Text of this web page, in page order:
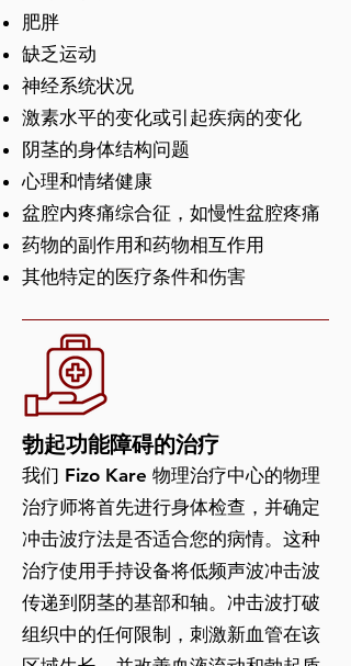
肥胖
缺乏运动
神经系统状况
激素水平的变化或引起疾病的变化
阴茎的身体结构问题
心理和情绪健康
盆腔内疼痛综合征，如慢性盆腔疼痛
药物的副作用和药物相互作用
其他特定的医疗条件和伤害
勃起功能障碍的治疗
我们 Fizo Kare 物理治疗中心的物理
治疗师将首先进行身体检查，并确定
冲击波疗法是否适合您的病情。这种
治疗使用手持设备将低频声波冲击波
传递到阴茎的基部和轴。冲击波打破
组织中的任何限制，刺激新血管在该